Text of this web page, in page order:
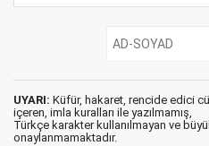
UYARI: Küfür, hakaret, rencide edici
içeren, imla kuralları ile yazılmamış,
Türkçe karakter kullanılmayan ve
onaylanmamaktadır.